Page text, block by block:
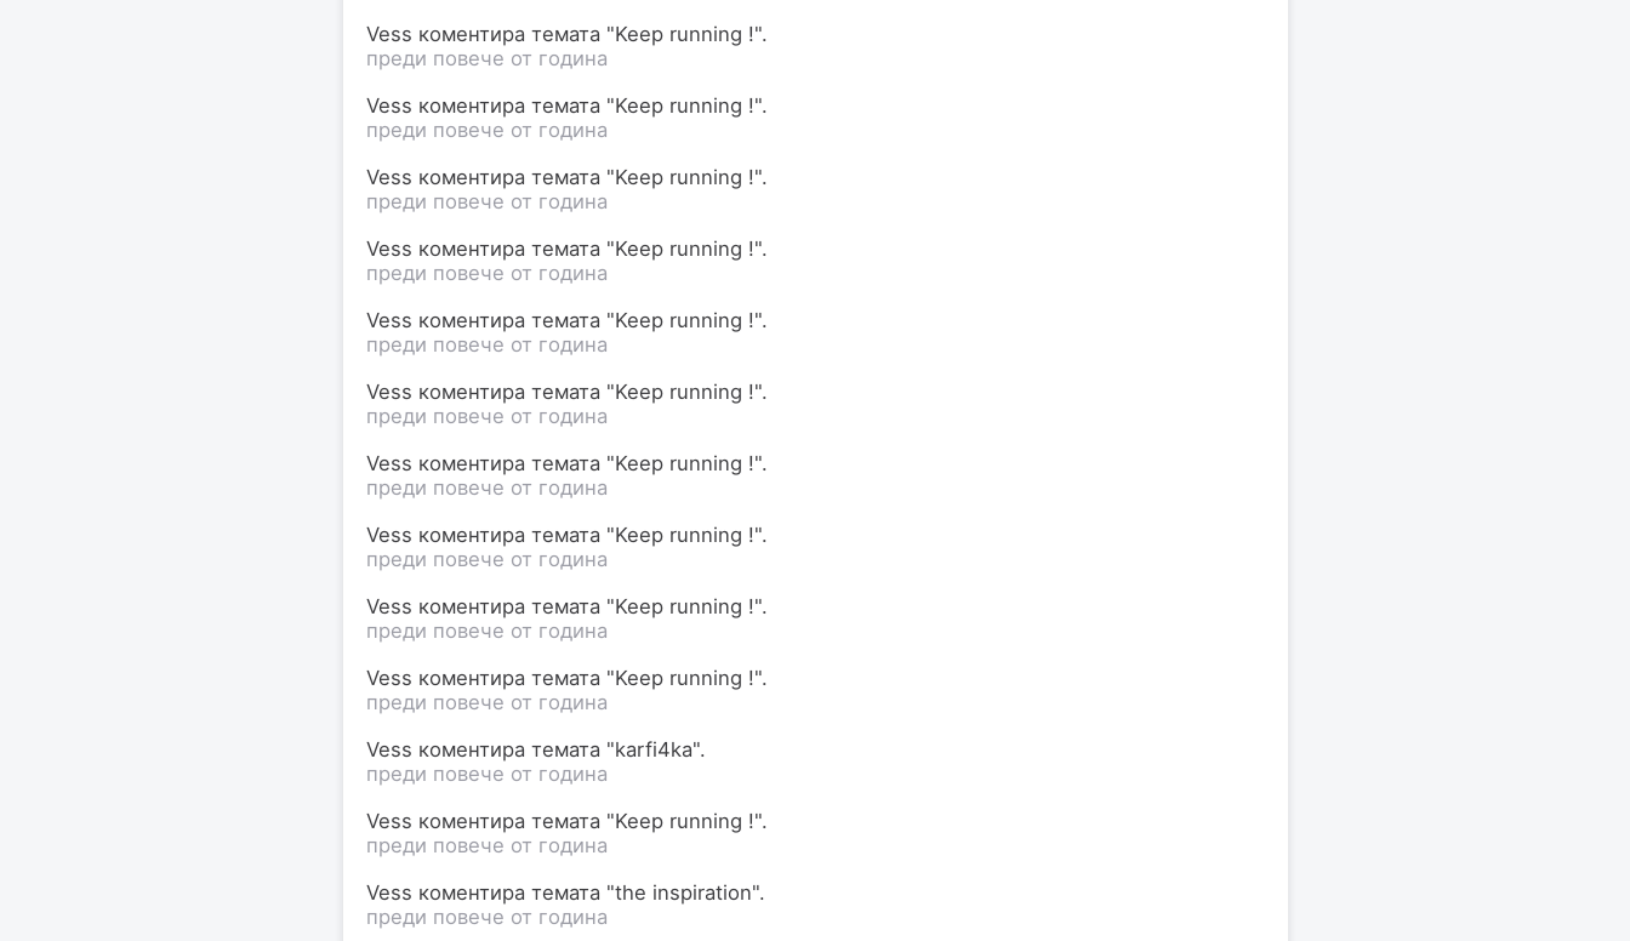
Vess коментира темата "Keep running !".
преди повече от година
Vess коментира темата "Keep running !".
преди повече от година
Vess коментира темата "Keep running !".
преди повече от година
Vess коментира темата "Keep running !".
преди повече от година
Vess коментира темата "Keep running !".
преди повече от година
Vess коментира темата "Keep running !".
преди повече от година
Vess коментира темата "Keep running !".
преди повече от година
Vess коментира темата "Keep running !".
преди повече от година
Vess коментира темата "Keep running !".
преди повече от година
Vess коментира темата "Keep running !".
преди повече от година
Vess коментира темата "karfi4ka".
преди повече от година
Vess коментира темата "Keep running !".
преди повече от година
Vess коментира темата "the inspiration".
преди повече от година